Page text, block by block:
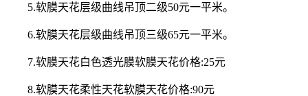
5.软膜天花层级曲线吊顶二级50元一平米。
6.软膜天花层级曲线吊顶三级65元一平米。
7.软膜天花白色透光膜软膜天花价格:25元
8.软膜天花柔性天花软膜天花价格:90元